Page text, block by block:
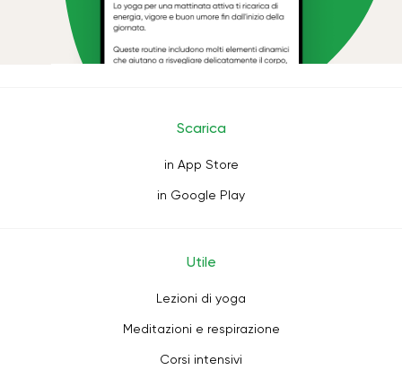
Scarica
in App Store
in Google Play
Utile
Lezioni di yoga
Meditazioni e respirazione
Corsi intensivi